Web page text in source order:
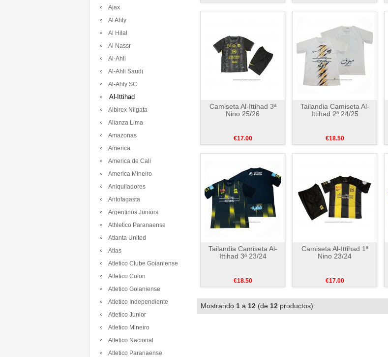
Ajax
Al Ahly
Al Hilal
Al Nassr
Al-Ahli
Al-Ahli Saudi
Al-Ahly SC
Al-Ittihad
Albirex Niigata
Alianza Lima
Amazonas
America
America de Cali
America Mineiro
Aniquiladores
Antofagasta
Argentinos Juniors
Athletico Paranaense
Atlanta United
Atlas
Atletico Clube Goianiense
Atletico Colon
Atletico Goianiense
Atletico Independiente
Atletico Junior
Atletico Mineiro
Atletico Nacional
Atletico Paranaense
Camiseta Al-Ittihad 3ª
Nino 25/26
€17.00
Tailandia Camiseta Al-
Ittihad 2ª 24/25
€18.50
Tailandia Camiseta Al-
Ittihad 3ª 23/24
€18.50
Camiseta Al-Ittihad 1ª
Nino 23/24
€17.00
Mostrando 1 a 12 (de 12 productos)